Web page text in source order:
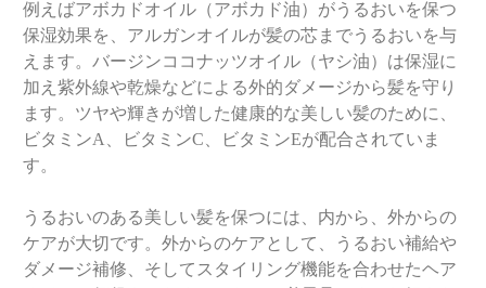
例えばアボカドオイル（アボカド油）がうるおいを保つ
保湿効果を、アルガンオイルが髪の芯までうるおいを与
えます。バージンココナッツオイル（ヤシ油）は保湿に
加え紫外線や乾燥などによる外的ダメージから髪を守り
ます。ツヤや輝きが増した健康的な美しい髪のために、
ビタミンA、ビタミンC、ビタミンEが配合されていま
す。
うるおいのある美しい髪を保つには、内から、外からの
ケアが大切です。外からのケアとして、うるおい補給や
ダメージ補修、そしてスタイリング機能を合わせたヘア